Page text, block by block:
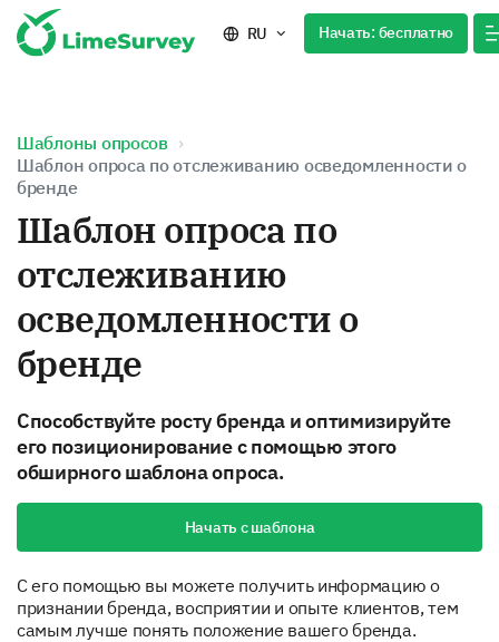
RU Начать: бесплатно
Шаблоны опросов
Шаблон опроса по отслеживанию осведомленности о
бренде
Шаблон опроса по
отслеживанию
осведомленности о
бренде
Способствуйте росту бренда и оптимизируйте
его позиционирование с помощью этого
обширного шаблона опроса.
Начать с шаблона
С его помощью вы можете получить информацию о
признании бренда, восприятии и опыте клиентов, тем
самым лучше понять положение вашего бренда.